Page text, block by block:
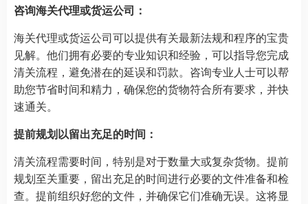
咨询海关代理或货运公司：
海关代理或货运公司可以提供有关最新法规和程序的宝贵
见解。他们拥有必要的专业知识和经验，可以指导您完成
清关流程，避免潜在的延误和罚款。咨询专业人士可以帮
助您节省时间和精力，确保您的货物符合所有要求，并快
速通关。
提前规划以留出充足的时间：
清关流程需要时间，特别是对于数量大或复杂货物。提前
规划至关重要，留出充足的时间进行必要的文件准备和检
查。提前组织好您的文件，并确保它们准确无误。这将显